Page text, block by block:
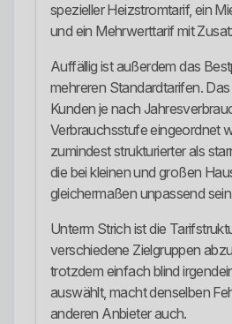
spezieller Heizstromtarif, ein
und ein Mehrwerttarif mit
Auffällig ist außerdem das
mehreren Standardtarifen.
Kunden je nach
Verbrauchsstufe eingeordnet
zumindest strukturierter als
die bei kleinen und großen
gleichermaßen unpassend
Unterm Strich ist die
verschiedene Zielgruppen
trotzdem einfach blind
auswählt, macht denselben
anderen Anbieter auch.